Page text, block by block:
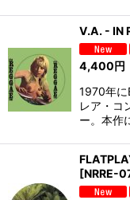
V.A. - IN
4,400円
1970年に
レア・コ
ー。本作
[NRRE-